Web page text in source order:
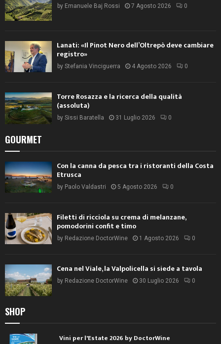
by Emanuele Baj Rossi 7 Agosto 2026 0
Lanati: «Il Pinot Nero dell’Oltrepò deve cambiare
registro»
by Stefania Vinciguerra 4 Agosto 2026 0
Torre Rosazza e la ricerca della qualità
(assoluta)
by Sissi Baratella 31 Luglio 2026 0
GOURMET
Con la canna da pesca tra i ristoranti della Costa
Etrusca
by Paolo Valdastri 5 Agosto 2026 0
Filetti di ricciola su crema di melanzane,
pomodorini confit e timo
by Redazione DoctorWine 1 Agosto 2026 0
Cena nel Viale, la Valpolicella si siede a tavola
by Redazione DoctorWine 30 Luglio 2026 0
SHOP
Vini per l'Estate 2026 by DoctorWine